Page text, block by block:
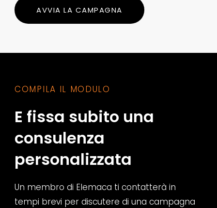
AVVIA LA CAMPAGNA
COMPILA IL MODULO
E fissa subito una
consulenza
personalizzata
Un membro di Elemaca ti contatterà in
tempi brevi per discutere di una campagna